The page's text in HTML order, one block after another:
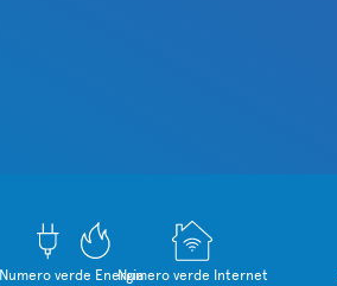
Numero verde EnergiaNumero verde Internet